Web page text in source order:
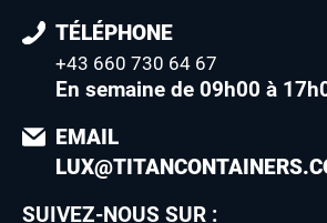
TÉLÉPHONE
+43 660 730 64 67
En semaine de 09h00 à
EMAIL
SUIVEZ-NOUS SUR :